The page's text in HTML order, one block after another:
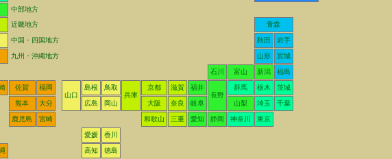
中部地方
近畿地方
青森
中国・四国地方 秋田 岩手
九州・沖縄地方 山形 宮城
石川 富山 新潟 福島
佐賀
福岡
山口
島根
鳥取
兵庫
京都 滋賀
福井
長野
群馬 栃木 茨城
熊本 大分 広島 岡山 大阪 奈良 岐阜 山梨 埼玉 千葉
鹿児島 宮崎 和歌山 三重 愛知 静岡 神奈川 東京
愛媛 香川
高知 徳島